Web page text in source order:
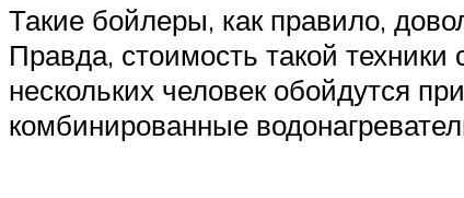
Такие бойлеры, как правило,
Правда, стоимость такой
нескольких человек обойдутся
комбинированные